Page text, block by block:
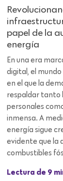
papel de la
energía
En una era
digital, el
en el que la
respaldar tanto
personales
inmensa. A
energía sigue
evidente que la
combustibles
Lectura de 9